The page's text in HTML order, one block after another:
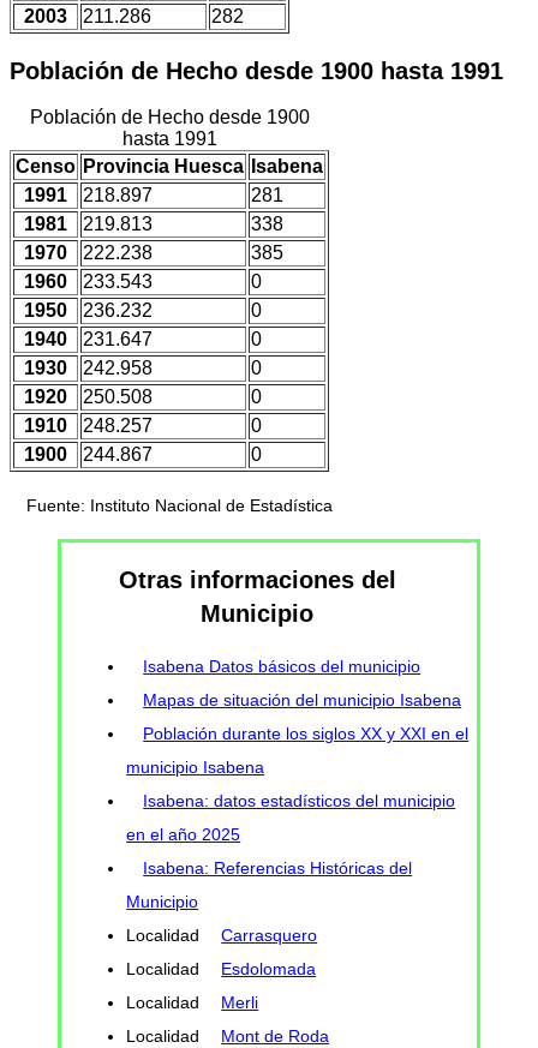
2003
211.286 282
Población de Hecho desde 1900 hasta 1991
Población de Hecho desde 1900
hasta 1991
Censo Provincia Huesca Isabena
1991
218.897
281
1981
219.813
338
1970
222.238
385
1960
233.543
0
1950
236.232
0
1940
231.647
0
1930
242.958
0
1920
250.508
0
1910
248.257
0
1900
244.867 0
Fuente: Instituto Nacional de Estadística
Otras informaciones del
Municipio
Isabena Datos básicos del municipio
Mapas de situación del municipio Isabena
Población durante los siglos XX y XXI en el
municipio Isabena
Isabena: datos estadísticos del municipio
en el año 2025
Isabena: Referencias Históricas del
Municipio
Localidad
Carrasquero
Localidad
Esdolomada
Localidad
Merli
Localidad
Mont de Roda